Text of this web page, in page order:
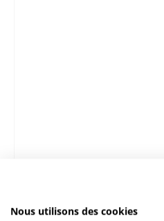
Nous utilisons des cookies